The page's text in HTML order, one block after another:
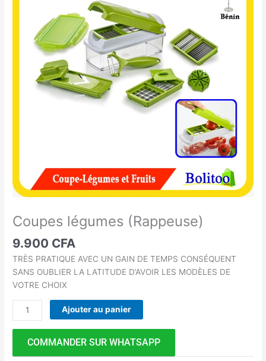
Coupes légumes (Rappeuse)
9.900 CFA
TRÈS PRATIQUE AVEC UN GAIN DE TEMPS CONSÉQUENT
SANS OUBLIER LA LATITUDE D’AVOIR LES MODÈLES DE
VOTRE CHOIX
Ajouter au panier
COMMANDER SUR WHATSAPP